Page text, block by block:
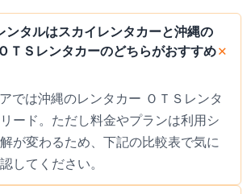
ンタルはスカイレンタカーと沖縄の
ＴＳレンタカーのどちらがおすすめ
では沖縄のレンタカー ＯＴＳレンタ
ード。ただし料金やプランは利用シ
が変わるため、下記の比較表で気に
してください。